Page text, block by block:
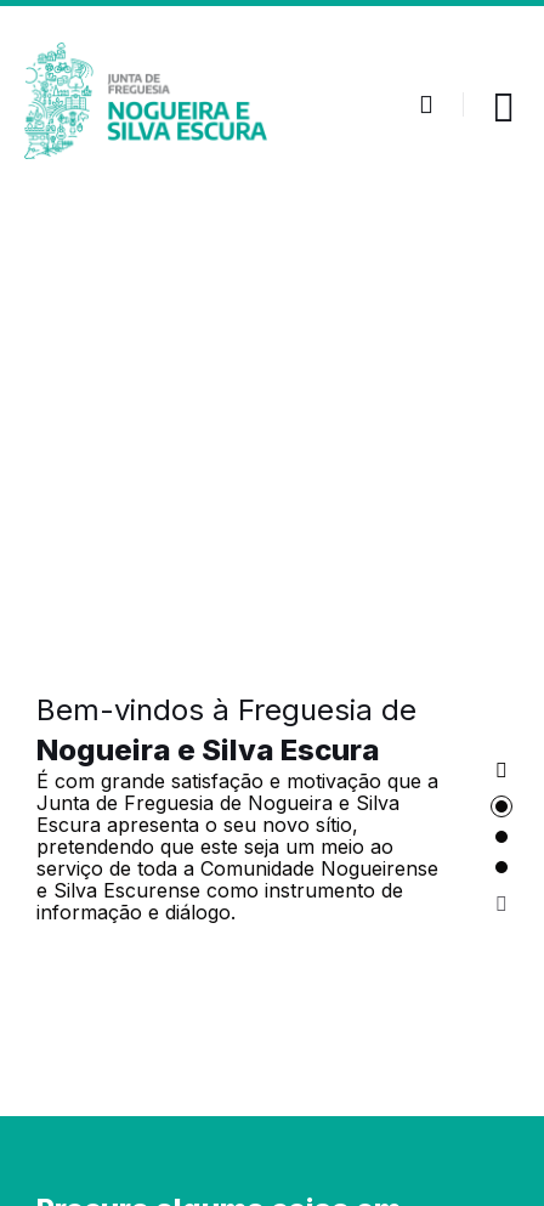
Bem-vindos à Freguesia de
Nogueira e Silva Escura
É com grande satisfação e motivação que a
Junta de Freguesia de Nogueira e Silva
Escura apresenta o seu novo sítio,
pretendendo que este seja um meio ao
serviço de toda a Comunidade Nogueirense
e Silva Escurense como instrumento de
informação e diálogo.